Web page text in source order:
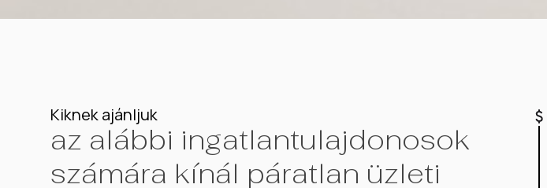
Kiknek ajánljuk
az alábbi ingatlantulajdonosok
számára kínál páratlan üzleti